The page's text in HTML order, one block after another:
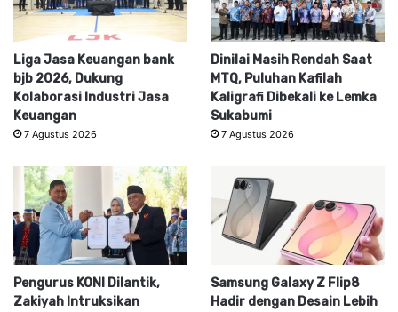
Liga Jasa Keuangan bank
bjb 2026, Dukung
Kolaborasi Industri Jasa
Keuangan
7 Agustus 2026
Dinilai Masih Rendah Saat
MTQ, Puluhan Kafilah
Kaligrafi Dibekali ke Lemka
Sukabumi
7 Agustus 2026
Pengurus KONI Dilantik,
Zakiyah Intruksikan
Samsung Galaxy Z Flip8
Hadir dengan Desain Lebih